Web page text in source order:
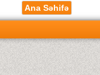
Ana Səhifə